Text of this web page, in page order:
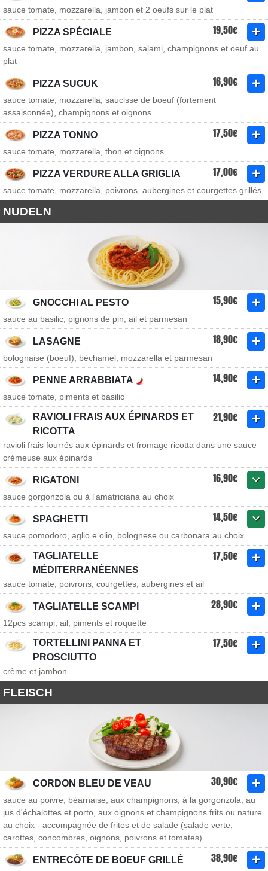
sauce tomate, mozzarella, jambon et 2 oeufs sur le plat
PIZZA SPÉCIALE 19,50€
sauce tomate, mozzarella, jambon, salami, champignons et oeuf au
plat
PIZZA SUCUK 16,90€
sauce tomate, mozzarella, saucisse de boeuf (fortement
assaisonnée), champignons et oignons
PIZZA TONNO 17,50€
sauce tomate, mozzarella, thon et oignons
PIZZA VERDURE ALLA GRIGLIA 17,00€
sauce tomate, mozzarella, poivrons, aubergines et courgettes grillés
NUDELN
GNOCCHI AL PESTO 15,90€
sauce au basilic, pignons de pin, ail et parmesan
LASAGNE 18,90€
bolognaise (boeuf), béchamel, mozzarella et parmesan
PENNE ARRABBIATA 14,90€
sauce tomate, piments et basilic
RAVIOLI FRAIS AUX ÉPINARDS ET
RICOTTA
21,90€
ravioli frais fourrés aux épinards et fromage ricotta dans une sauce
crémeuse aux épinards
RIGATONI 16,90€
sauce gorgonzola ou à l'amatriciana au choix
SPAGHETTI 14,50€
sauce pomodoro, aglio e olio, bolognese ou carbonara au choix
TAGLIATELLE
MÉDITERRANÉENNES
17,50€
sauce tomate, poivrons, courgettes, aubergines et ail
TAGLIATELLE SCAMPI 28,90€
12pcs scampi, ail, piments et roquette
TORTELLINI PANNA ET
PROSCIUTTO
17,50€
crème et jambon
FLEISCH
CORDON BLEU DE VEAU 30,90€
sauce au poivre, béarnaise, aux champignons, à la gorgonzola, au
jus d'échalottes et porto, aux oignons et champignons frits ou nature
au choix - accompagnée de frites et de salade (salade verte,
carottes, concombres, oignons, poivrons et tomates)
ENTRECÔTE DE BOEUF GRILLÉ 38,90€